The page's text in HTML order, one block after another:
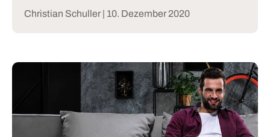
Christian Schuller | 10. Dezember 2020